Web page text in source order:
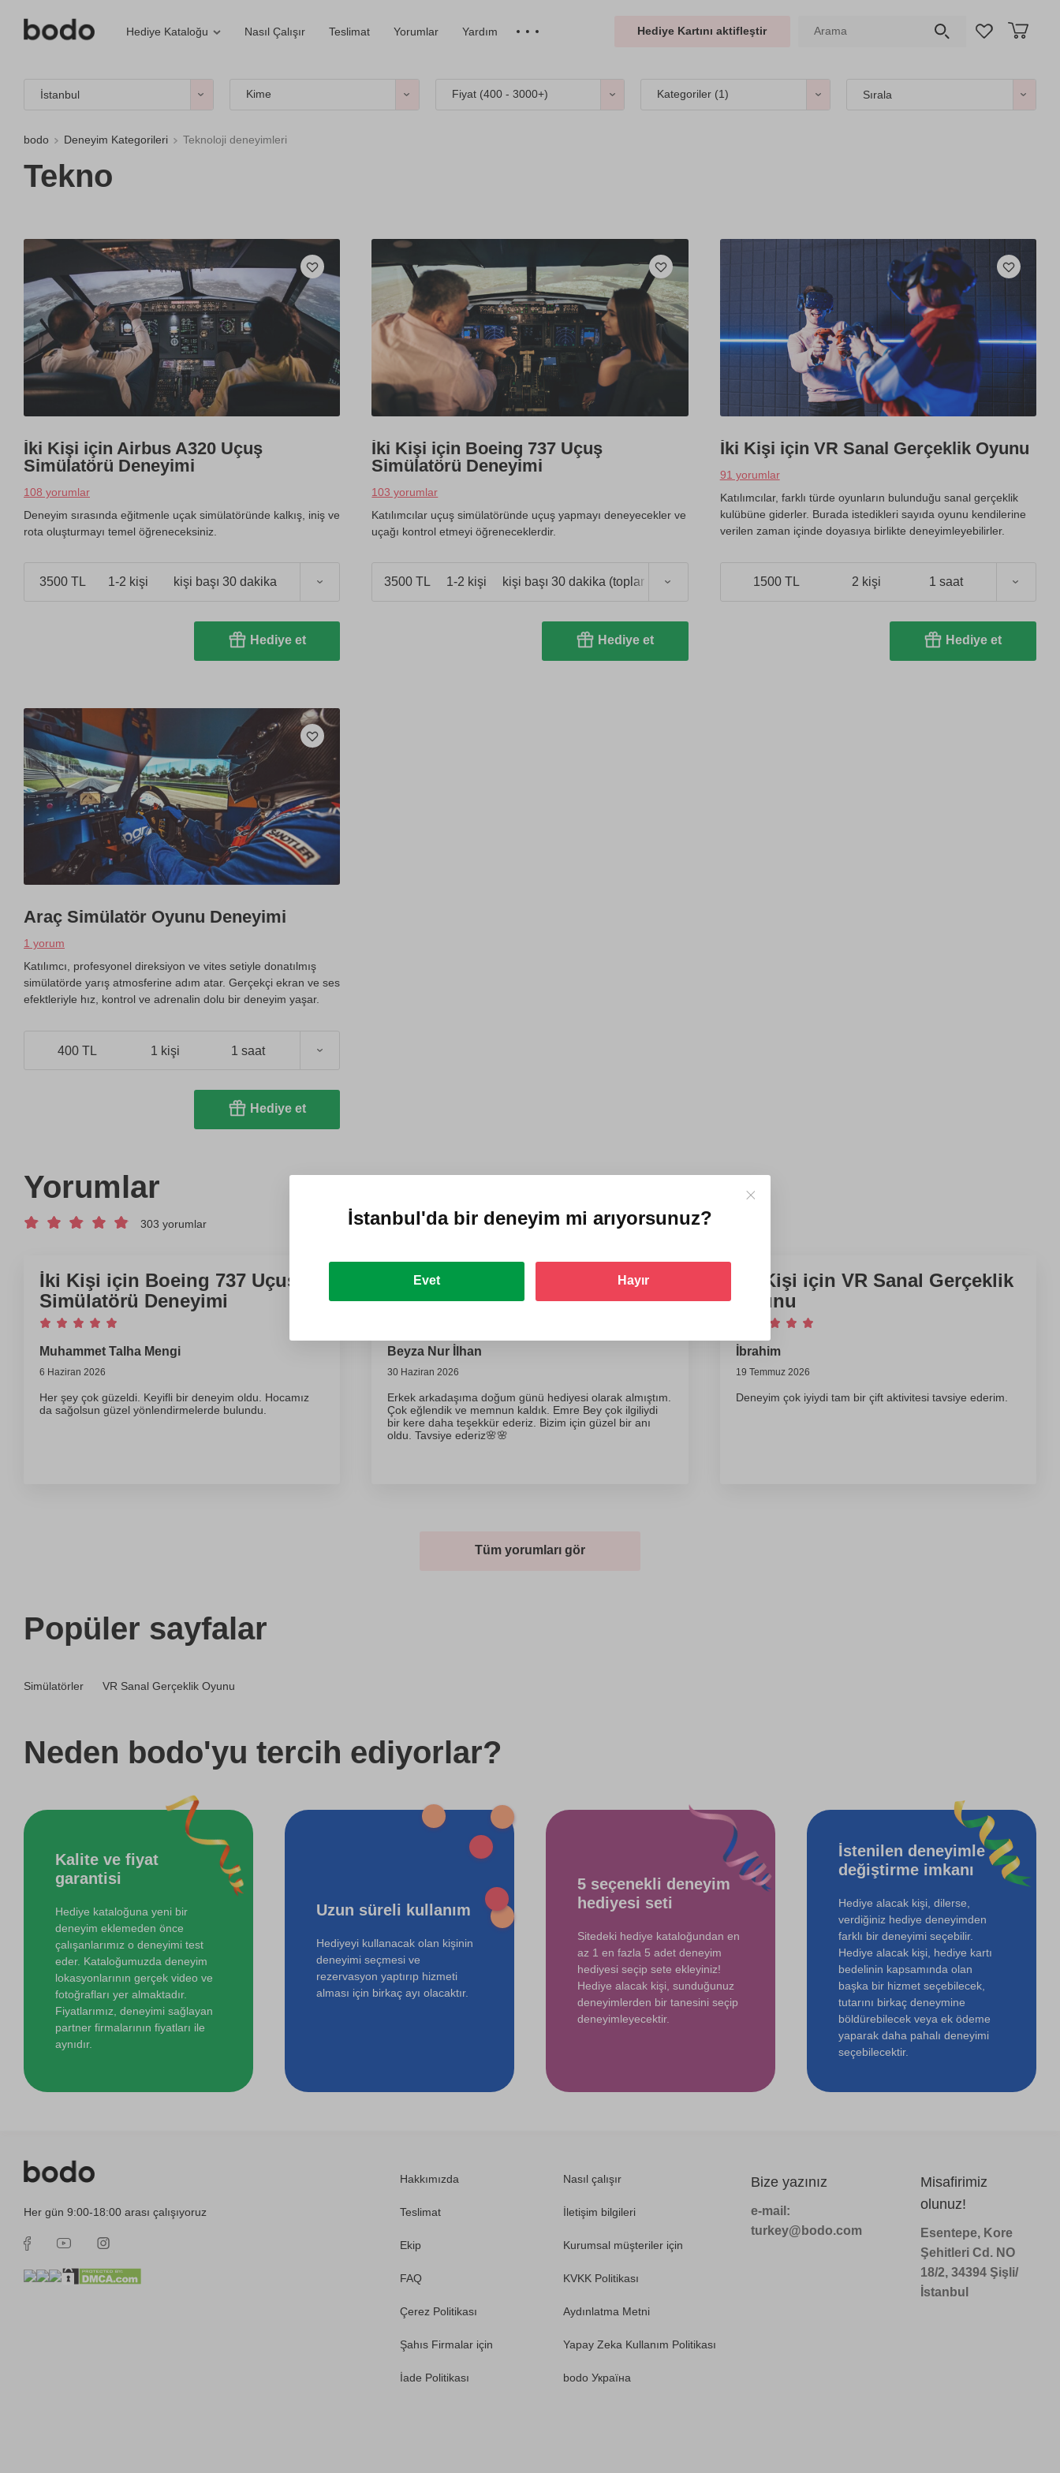
Hediye Kataloğu Nasıl Çalışır Teslimat Yorumlar Yardım Hediye Kartını aktifleştir
İstanbul Kime Fiyat (400 - 3000+) Kategoriler (1) Sırala
bodo Deneyim Kategorileri Teknoloji deneyimleri
Tekno
İki Kişi için Airbus A320 Uçuş
Simülatörü Deneyimi
108 yorumlar
Deneyim sırasında eğitmenle uçak simülatöründe kalkış, iniş ve
rota oluşturmayı temel öğreneceksiniz.
3500 TL 1-2 kişi kişi başı 30 dakika
Hediye et
İki Kişi için Boeing 737 Uçuş
Simülatörü Deneyimi
103 yorumlar
Katılımcılar uçuş simülatöründe uçuş yapmayı deneyecekler ve
uçağı kontrol etmeyi öğreneceklerdir.
3500 TL 1-2 kişi kişi başı 30 dakika (toplam 1 saat)
Hediye et
İki Kişi için VR Sanal Gerçeklik Oyunu
91 yorumlar
Katılımcılar, farklı türde oyunların bulunduğu sanal gerçeklik
kulübüne giderler. Burada istedikleri sayıda oyunu kendilerine
verilen zaman içinde doyasıya birlikte deneyimleyebilirler.
1500 TL 2 kişi 1 saat
Hediye et
Araç Simülatör Oyunu Deneyimi
1 yorum
Katılımcı, profesyonel direksiyon ve vites setiyle donatılmış
simülatörde yarış atmosferine adım atar. Gerçekçi ekran ve ses
efektleriyle hız, kontrol ve adrenalin dolu bir deneyim yaşar.
400 TL 1 kişi 1 saat
Hediye et
Yorumlar
303 yorumlar
İki Kişi için Boeing 737 Uçuş
Simülatörü Deneyimi
Muhammet Talha Mengi
6 Haziran 2026
Her şey çok güzeldi. Keyifli bir deneyim oldu. Hocamız
da sağolsun güzel yönlendirmelerde bulundu.
İki Kişi için Airbus A320 Uçuş
Simülatörü Deneyimi
Beyza Nur İlhan
30 Haziran 2026
Erkek arkadaşıma doğum günü hediyesi olarak almıştım.
Çok eğlendik ve memnun kaldık. Emre Bey çok ilgiliydi
bir kere daha teşekkür ederiz. Bizim için güzel bir anı
oldu. Tavsiye ederiz🌸🌸
İki Kişi için VR Sanal Gerçeklik
Oyunu
İbrahim
19 Temmuz 2026
Deneyim çok iyiydi tam bir çift aktivitesi tavsiye ederim.
Tüm yorumları gör
Popüler sayfalar
Simülatörler VR Sanal Gerçeklik Oyunu
Neden bodo'yu tercih ediyorlar?
Kalite ve fiyat
garantisi
Hediye kataloğuna yeni bir
deneyim eklemeden önce
çalışanlarımız o deneyimi test
eder. Kataloğumuzda deneyim
lokasyonlarının gerçek video ve
fotoğrafları yer almaktadır.
Fiyatlarımız, deneyimi sağlayan
partner firmalarının fiyatları ile
aynıdır.
Uzun süreli kullanım
Hediyeyi kullanacak olan kişinin
deneyimi seçmesi ve
rezervasyon yaptırıp hizmeti
alması için birkaç ayı olacaktır.
5 seçenekli deneyim
hediyesi seti
Sitedeki hediye kataloğundan en
az 1 en fazla 5 adet deneyim
hediyesi seçip sete ekleyiniz!
Hediye alacak kişi, sunduğunuz
deneyimlerden bir tanesini seçip
deneyimleyecektir.
İstenilen deneyimle
değiştirme imkanı
Hediye alacak kişi, dilerse,
verdiğiniz hediye deneyimden
farklı bir deneyimi seçebilir.
Hediye alacak kişi, hediye kartı
bedelinin kapsamında olan
başka bir hizmet seçebilecek,
tutarını birkaç deneymine
böldürebilecek veya ek ödeme
yaparak daha pahalı deneyimi
seçebilecektir.
Her gün 9:00-18:00 arası çalışıyoruz
Hakkımızda Nasıl çalışır
Teslimat İletişim bilgileri
Ekip Kurumsal müşteriler için
FAQ KVKK Politikası
Çerez Politikası Aydınlatma Metni
Şahıs Firmalar için Yapay Zeka Kullanım Politikası
İade Politikası bodo Україна
Bize yazınız
e-mail:
turkey@bodo.com
Misafirimiz
olunuz!
Esentepe, Kore
Şehitleri Cd. NO
18/2, 34394 Şişli/
İstanbul
İstanbul'dabir deneyim mi arıyorsunuz?
Evet Hayır